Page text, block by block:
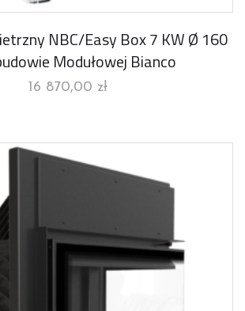
NBC/Easy Box 7 KW Ø 160
Modułowej Bianco
16 870,00 zł